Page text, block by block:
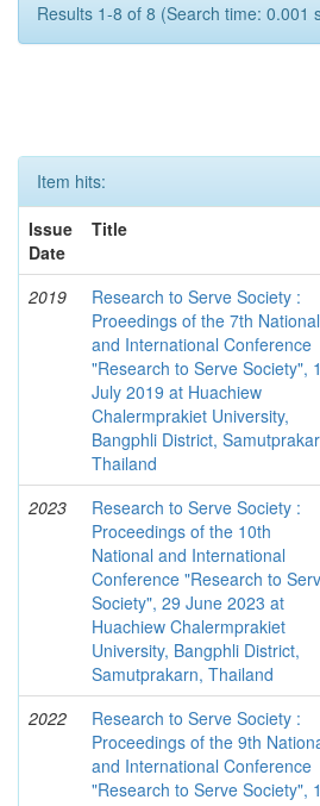
Results 1-8 of 8 (Search time: 0.001
Item hits:
Issue
Date
Title
2019
Research to Serve Society :
Proeedings of the 7th National
and International Conference
"Research to Serve Society",
July 2019 at Huachiew
Chalermprakiet University,
Bangphli District,
Thailand
2023
Research to Serve Society :
Proceedings of the 10th
National and International
Conference "Research to
Society", 29 June 2023 at
Huachiew Chalermprakiet
University, Bangphli District,
Samutprakarn, Thailand
2022
Research to Serve Society :
Proceedings of the 9th
and International Conference
"Research to Serve Society", 1